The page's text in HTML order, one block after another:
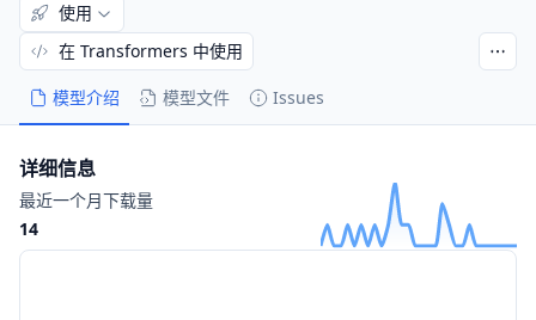
模型介绍 模型文件 Issues
使用
在 Transformers 中使用
详细信息
最近一个月下载量
14